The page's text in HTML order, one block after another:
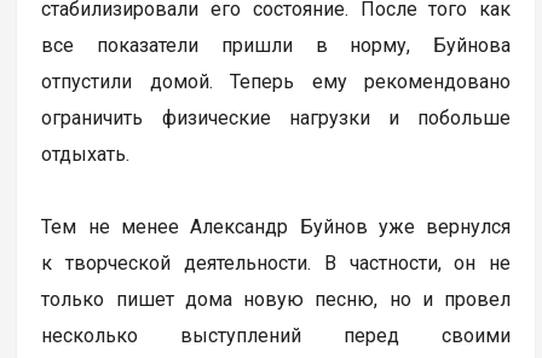
стабилизировали его состояние. После того как
все показатели пришли в норму, Буйнова
отпустили домой. Теперь ему рекомендовано
ограничить физические нагрузки и побольше
отдыхать.
Тем не менее Александр Буйнов уже вернулся
к творческой деятельности. В частности, он не
только пишет дома новую песню, но и провел
несколько выступлений перед своими